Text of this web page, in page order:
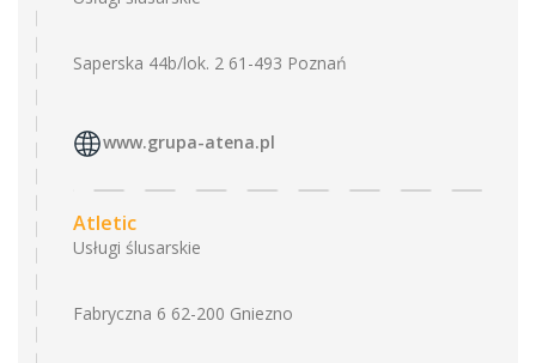
Saperska 44b/lok. 2 61-493 Poznań
www.grupa-atena.pl
Atletic
Usługi ślusarskie
Fabryczna 6 62-200 Gniezno